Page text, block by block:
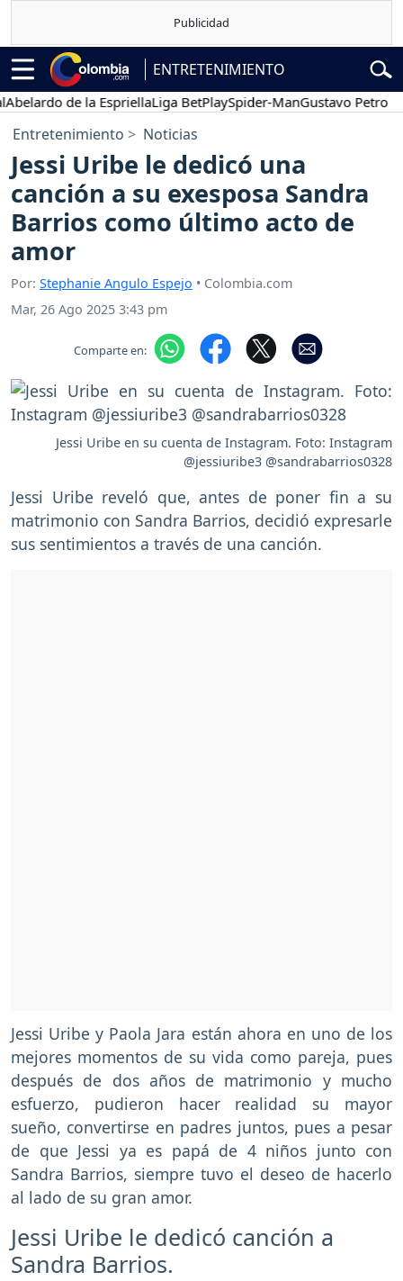
ENTRETENIMIENTO
de la EspriellaLiga BetPlaySpider-ManGustavo Petro
Entretenimiento Noticias
Jessi Uribe le dedicó una
canción a su exesposa Sandra
Barrios como último acto de
amor
Por: Stephanie Angulo Espejo • Colombia.com
Mar, 26 Ago 2025 3:43 pm
Comparte en:
Jessi Uribe en su cuenta de Instagram. Foto: Instagram
@jessiuribe3 @sandrabarrios0328
Jessi Uribe reveló que, antes de poner fin a su
matrimonio con Sandra Barrios, decidió expresarle
sus sentimientos a través de una canción.
Jessi Uribe y Paola Jara están ahora en uno de los
mejores momentos de su vida como pareja, pues
después de dos años de matrimonio y mucho
esfuerzo, pudieron hacer realidad su mayor
sueño, convertirse en padres juntos, pues a pesar
de que Jessi ya es papá de 4 niños junto con
Sandra Barrios, siempre tuvo el deseo de hacerlo
al lado de su gran amor.
Jessi Uribe le dedicó canción a
Sandra Barrios.